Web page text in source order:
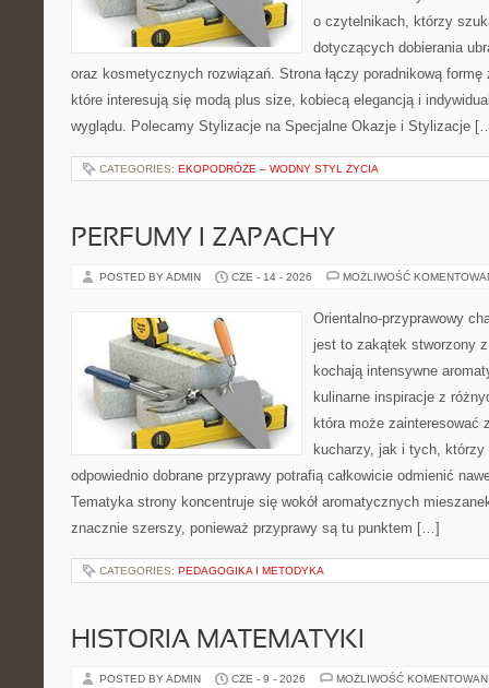
o czytelnikach, którzy
dotyczących dobierania
oraz kosmetycznych rozwiązań. Strona łączy poradnikową
które interesują się modą plus size, kobiecą elegancją i
wyglądu. Polecamy Stylizacje na Specjalne Okazje i Stylizacje
CATEGORIES: EKOPODRÓŻE – WODNY STYL ŻYCIA
PERFUMY I ZAPACHY
POSTED BY ADMIN CZE - 14 - 2026 MOŻLIWOŚĆ
Orientalno-przyprawowy
jest to zakątek stworzony
kochają intensywne
kulinarne inspiracje z
która może zainteresować
kucharzy, jak i tych, którzy
odpowiednio dobrane przyprawy potrafią całkowicie odmienić
Tematyka strony koncentruje się wokół aromatycznych
znacznie szerszy, ponieważ przyprawy są tu punktem […]
CATEGORIES: PEDAGOGIKA I METODYKA
HISTORIA MATEMATYKI
POSTED BY ADMIN CZE - 9 - 2026 MOŻLIWOŚĆ